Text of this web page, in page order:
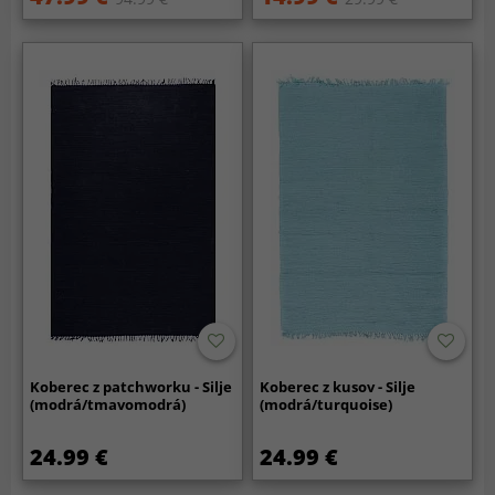
Koberec z patchworku - Silje
(modrá/tmavomodrá)
24.99 €
Koberec z kusov - Silje
(modrá/turquoise)
24.99 €